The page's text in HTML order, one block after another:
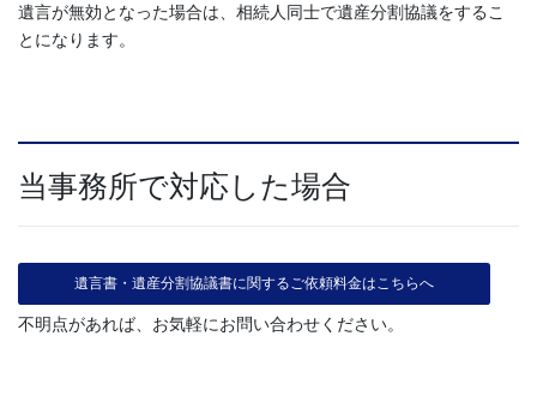
遺言が無効となった場合は、相続人同士で遺産分割協議をするこ
とになります。
当事務所で対応した場合
遺言書・遺産分割協議書に関するご依頼料金はこちらへ
不明点があれば、お気軽にお問い合わせください。